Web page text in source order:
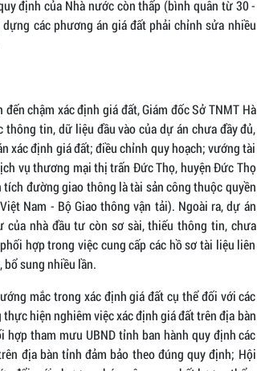
định của Nhà nước còn thấp (bình quân từ 30 -
các phương án giá đất phải chỉnh sửa nhiều
chậm xác định giá đất, Giám đốc Sở TNMT Hà
thông tin, dữ liệu đầu vào của dự án chưa đầy đủ,
xác định giá đất; điều chỉnh quy hoạch; vướng tài
vụ thương mại thị trấn Đức Thọ, huyện Đức Thọ
đường giao thông là tài sản công thuộc quyền
Nam - Bộ Giao thông vận tải). Ngoài ra, dự án
của nhà đầu tư còn sơ sài, thiếu thông tin, chưa
hợp trong việc cung cấp các hồ sơ tài liệu liên
bổ sung nhiều lần.
mắc trong xác định giá đất cụ thể đối với các
hiện nghiêm việc xác định giá đất trên địa bàn
tham mưu UBND tỉnh ban hành quy định các
địa bàn tỉnh đảm bảo theo đúng quy định; Hội